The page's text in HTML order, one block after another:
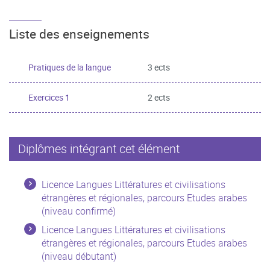
Liste des enseignements
Pratiques de la langue 3 ects
Exercices 1 2 ects
Diplômes intégrant cet élément
Licence Langues Littératures et civilisations
étrangères et régionales, parcours Etudes arabes
(niveau confirmé)
Licence Langues Littératures et civilisations
étrangères et régionales, parcours Etudes arabes
(niveau débutant)